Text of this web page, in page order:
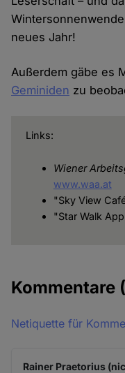
neues Jahr!
Außerdem gäbe es
Geminiden zu
Links:
Wiener
www.waa.at
"Sky View
"Star Walk
Kommentare
Netiquette für
Rainer Praetorius